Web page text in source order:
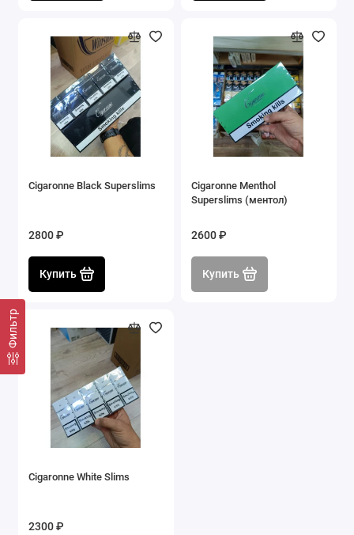
Фильтр
Cigaronne Black Superslims
2800 ₽
Купить
Cigaronne Menthol
Superslims (ментол)
2600 ₽
Купить
Cigaronne White Slims
2300 ₽